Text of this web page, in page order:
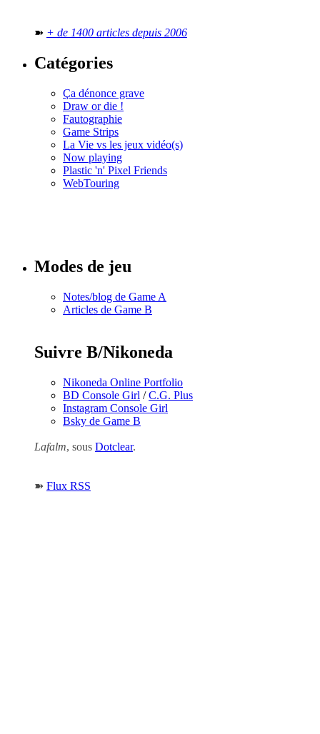
➽ + de 1400 articles depuis 2006
Catégories
Ça dénonce grave
Draw or die !
Fautographie
Game Strips
La Vie vs les jeux vidéo(s)
Now playing
Plastic 'n' Pixel Friends
WebTouring
Modes de jeu
Notes/blog de Game A
Articles de Game B
Suivre B/Nikoneda
Nikoneda Online Portfolio
BD Console Girl /C.G. Plus
Instagram Console Girl
Bsky de Game B
Lafalm, sous Dotclear.
➽ Flux RSS